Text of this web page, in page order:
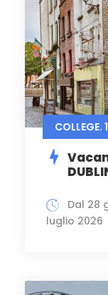
COLLEGE.
Dal 28
luglio 2026